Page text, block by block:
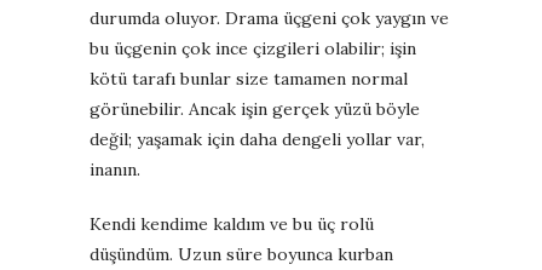
durumda oluyor. Drama üçgeni çok yaygın ve
bu üçgenin çok ince çizgileri olabilir; işin
kötü tarafı bunlar size tamamen normal
görünebilir. Ancak işin gerçek yüzü böyle
değil; yaşamak için daha dengeli yollar var,
inanın.
Kendi kendime kaldım ve bu üç rolü
düşündüm. Uzun süre boyunca kurban